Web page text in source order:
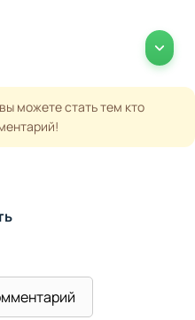
можете стать тем кто